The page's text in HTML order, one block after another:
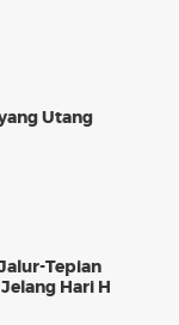
Utang
Tepian
Hari H